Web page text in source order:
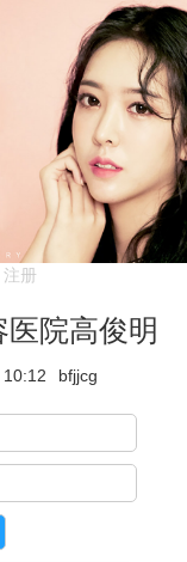
注册
院高俊明
bfjjcg